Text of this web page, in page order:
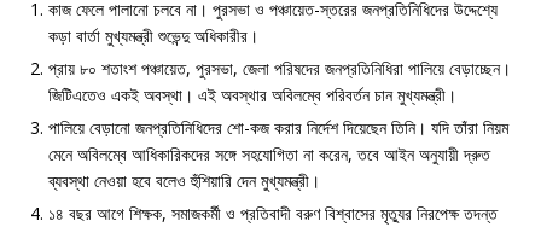
কাজ ফেলে পালানো চলবে না। পুরসভা ও পঞ্চায়েত-স্তরের জনপ্রতিনিধিদের উদ্দেশ্যে
কড়া বার্তা মুখ্যমন্ত্রী শুভেন্দু অধিকারীর।
প্রায় ৮০ শতাংশ পঞ্চায়েত, পুরসভা, জেলা পরিষদের জনপ্রতিনিধিরা পালিয়ে বেড়াচ্ছেন।
জিটিএতেও একই অবস্থা। এই অবস্থার অবিলম্বে পরিবর্তন চান মুখ্যমন্ত্রী।
পালিয়ে বেড়ানো জনপ্রতিনিধিদের শো-কজ করার নির্দেশ দিয়েছেন তিনি। যদি তাঁরা নিয়ম
মেনে অবিলম্বে আধিকারিকদের সঙ্গে সহযোগিতা না করেন, তবে আইন অনুযায়ী দ্রুত
ব্যবস্থা নেওয়া হবে বলেও হুঁশিয়ারি দেন মুখ্যমন্ত্রী।
১৪ বছর আগে শিক্ষক, সমাজকর্মী ও প্রতিবাদী বরুণ বিশ্বাসের মৃত্যুর নিরপেক্ষ তদন্ত